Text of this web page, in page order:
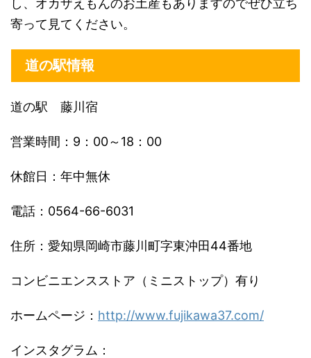
し、オカザえもんのお土産もありますのでぜひ立ち
寄って見てください。
道の駅情報
道の駅 藤川宿
営業時間：9：00～18：00
休館日：年中無休
電話：0564-66-6031
住所：愛知県岡崎市藤川町字東沖田44番地
コンビニエンスストア（ミニストップ）有り
ホームページ： http://www.fujikawa37.com/
インスタグラム：